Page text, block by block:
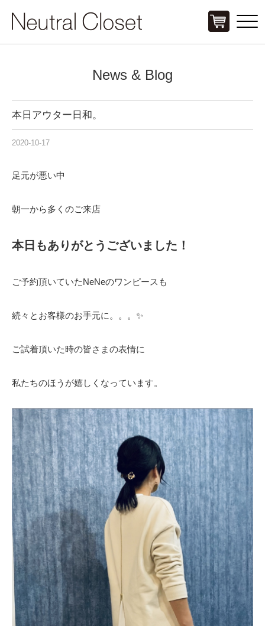
Click
News & Blog
本日アウター日和。
2020-10-17
足元が悪い中
朝一から多くのご来店
本日もありがとうございました！
ご予約頂いていたNeNeのワンピースも
続々とお客様のお手元に。。。✨
ご試着頂いた時の皆さまの表情に
私たちのほうが嬉しくなっています。